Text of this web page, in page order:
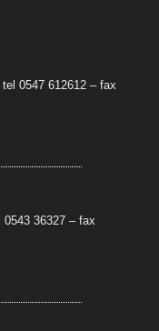
0547 612612 – fax
36327 – fax